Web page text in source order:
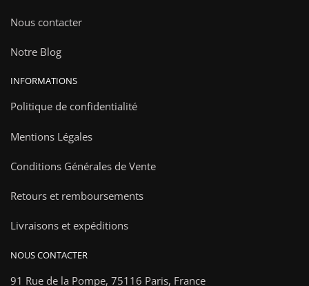
Nous contacter
Notre Blog
INFORMATIONS
Politique de confidentialité
Mentions Légales
Conditions Générales de Vente
Retours et remboursements
Livraisons et expéditions
NOUS CONTACTER
91 Rue de la Pompe, 75116 Paris, France